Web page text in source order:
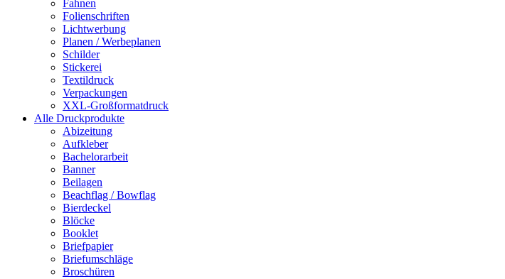
Fahnen
Folienschriften
Lichtwerbung
Planen / Werbeplanen
Schilder
Stickerei
Textildruck
Verpackungen
XXL-Großformatdruck
Alle Druckprodukte
Abizeitung
Aufkleber
Bachelorarbeit
Banner
Beilagen
Beachflag / Bowflag
Bierdeckel
Blöcke
Booklet
Briefpapier
Briefumschläge
Broschüren